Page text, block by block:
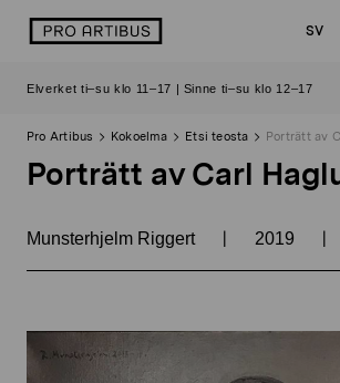
sisältöön
logo SV
Elverket ti–su klo 11–17 | Sinne ti–su klo 12–17
Pro Artibus Kokoelma Etsi teosta Porträtt av
Porträtt av Carl
Munsterhjelm Riggert | 2019 |